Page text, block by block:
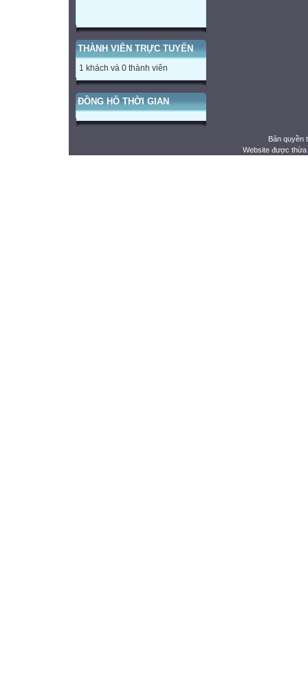
THÀNH VIÊN TRỰC TUYẾN
1 khách và 0 thành viên
ĐỒNG HỒ THỜI GIAN
Bản quyền
Website được